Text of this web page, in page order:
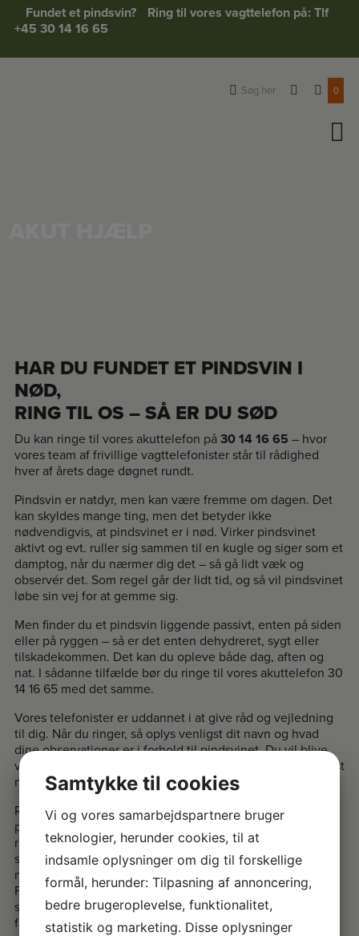
Fundet et pindsvin?
Ring til vores vagttelefon på: Tlf
+45 30 14 16 65
Søg her 0
HAR DU FUNDET ET PINDSVIN I
NØD,
RING TIL OS – SÅ ER DU SØD
Du kan ringe til vores akuttelefon på30 14 16 65 – hvor
vores team af frivillige vagttelefonister står til rådighed
hver af årets dage døgnet rundt.
Pindsvin er natdyr, men kan være fremme om dagen. Det
kan skyldes mange ting, men det betyder ikke
nødvendigvis, at pindsvinet er i nød. Virker pindsvinet
aktivt og evt. ruller sig sammen til en kugle og siger som et
damptog, når du nærmer dig det – så gå lidt væk og
observér det. Som regel går der lidt tid, og så vil pindsvinet
løbe sin vej for at gemme sig.
Men finder du et pindsvin liggende passivt, enten på siden
eller på ryggen – så er det enten dehydreret, sygt eller
tilskadekommen. Det kan du opleve både dag, aften og
nat. I sådanne tilfælde bør du ringe til vores akuttelefon 30
14 16 65 med det samme.
Vores telefonister er uddannet i at give råd og vejledning
til dig. Når du ringer, så oplys venligst dit navn og hvad
dine observationer er i forhold til pindsvinet. Du vil blive
vejledt i at yde førstehjælp til pindsvinet, og du vil få oplyst
navne og telefonnumre på plejere i dit nærområde.
Ring venligst til plejeren hurtigst muligt. Måske kan
plejeren ikke svare telefonen med det samme, når du
ringer, men læg en besked om at blive ringet op så hurtigt
som muligt. Vi bliver glade, hvis du kan bringe det
nødstedte pindsvin til plejestationen, så det kan få hjælp.
Fortæl plejeren dersom du ikke selv kan bringe det. Vi vil
så gøre alt for at arrangere afhentning med en af vores
frivillige chauffører.
Samtykke til cookies
Vi og vores samarbejdspartnere bruger
teknologier, herunder cookies, til at
indsamle oplysninger om dig til forskellige
formål, herunder: Tilpasning af annoncering,
bedre brugeroplevelse, funktionalitet,
statistik og marketing. Disse oplysninger